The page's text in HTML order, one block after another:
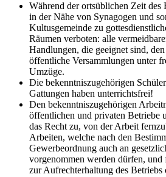
Während der ortsüblichen Zeit des
in der Nähe von Synagogen und
Kultusgemeinde zu
Räumen verboten: alle
Handlungen, die geeignet sind,
öffentliche Versammlungen unter
Umzüge.
Die bekenntniszugehörigen
Gattungen haben unterrichtsfrei!
Den bekenntniszugehörigen
öffentlichen und privaten Betriebe
das Recht zu, von der Arbeit
Arbeiten, welche nach den
Gewerbeordnung auch an
vorgenommen werden dürfen,
zur Aufrechterhaltung des